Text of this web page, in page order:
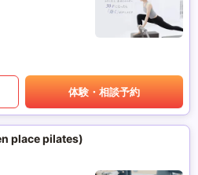
体験・相談予約
place pilates)